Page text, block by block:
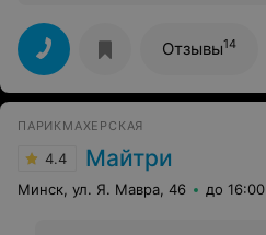
телефону, что приходить больше
Отзывы14
ПАРИКМАХЕРСКАЯ
4.4 Майтри
Минск, ул. Я. Мавра, 46 до 16:00